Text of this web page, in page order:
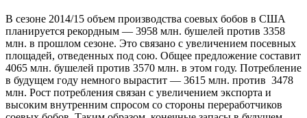
В сезоне 2014/15 объем производства соевых бобов в США
планируется рекордным — 3958 млн. бушелей против 3358
млн. в прошлом сезоне. Это связано с увеличением посевных
площадей, отведенных под сою. Общее предложение составит
4065 млн. бушелей против 3570 млн. в этом году. Потребление
в будущем году немного вырастит — 3615 млн. против 3478
млн. Рост потребления связан с увеличением экспорта и
высоким внутренним спросом со стороны переработчиков